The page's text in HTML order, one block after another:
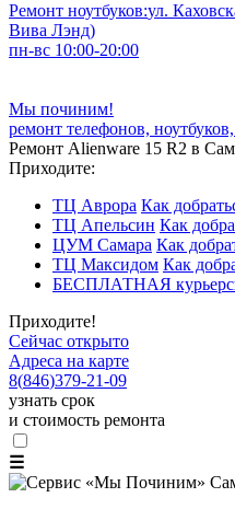
Ремонт ноутбуков:ул.
Вива Лэнд)
пн-вс 10:00-20:00
Мы починим!
ремонт телефонов,
Ремонт Alienware 15 R2 в
Приходите:
ТЦ Аврора Как
ТЦ Апельсин Как
ЦУМ Самара Как
ТЦ Максидом Как
БЕСПЛАТНАЯ
Приходите!
Сейчас открыто
Адреса на карте
8(846)379-21-09
узнать срок
и стоимость ремонта
☰